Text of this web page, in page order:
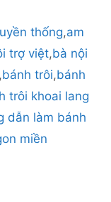
thống,am
trợ việt,bà nội
,bánh trôi,bánh
trôi khoai lang
dẫn làm bánh
miền